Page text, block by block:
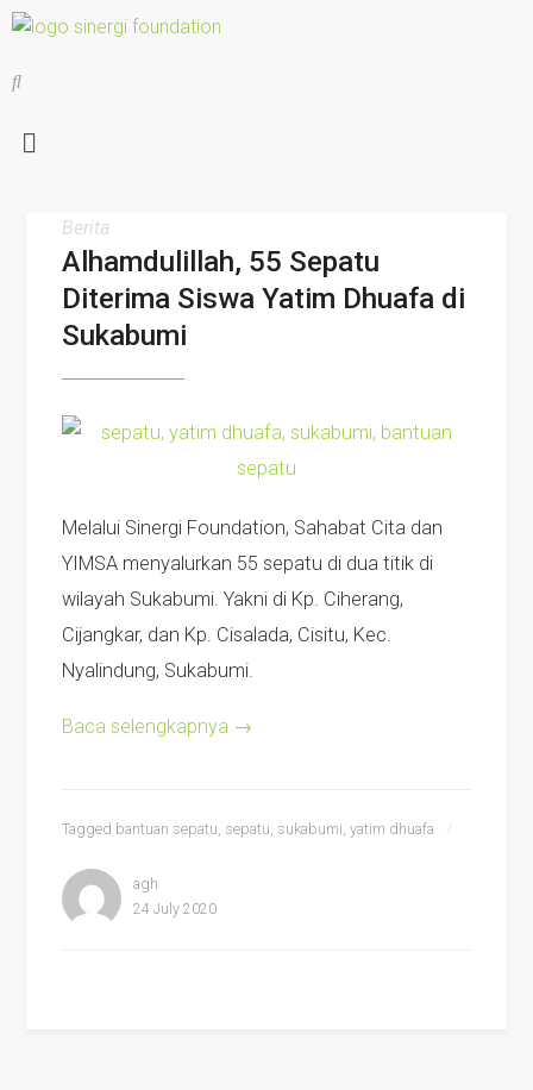
Berita
Alhamdulillah, 55 Sepatu
Diterima Siswa Yatim Dhuafa di
Sukabumi
Melalui Sinergi Foundation, Sahabat Cita dan
YIMSA menyalurkan 55 sepatu di dua titik di
wilayah Sukabumi. Yakni di Kp. Ciherang,
Cijangkar, dan Kp. Cisalada, Cisitu, Kec.
Nyalindung, Sukabumi.
Baca selengkapnya →
Tagged bantuan sepatu, sepatu, sukabumi,yatim dhuafa
agh
24 July 2020